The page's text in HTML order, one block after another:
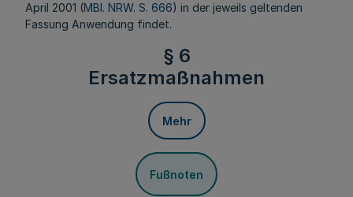
April 2001 (MBl. NRW. S. 666) in der jeweils geltenden
Fassung Anwendung findet.
§ 6
Ersatzmaßnahmen
Mehr
Fußnoten